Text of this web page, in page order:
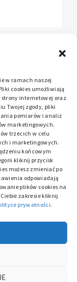
w ramach naszej
cookies umożliwiają
internetowej oraz
Twojej zgody, pliki
pomiarów i analiz
marketingowych.
trzecich w celu
i marketingowych.
końcowym
kliknij przycisk
możesz zmieniać po
odpowiadają
plików cookies na
zakresie kliknij
prywatności.
MINIMAL